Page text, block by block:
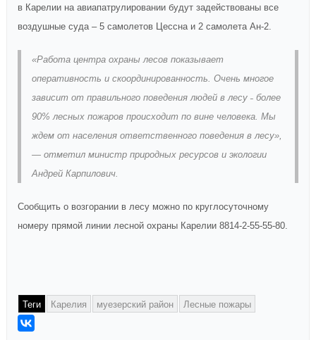
в Карелии на авиапатрулировании будут задействованы все
воздушные суда – 5 самолетов Цессна и 2 самолета Ан-2.
«Работа центра охраны лесов показывает
оперативность и скоординированность. Очень многое
зависит от правильного поведения людей в лесу ˗ более
90% лесных пожаров происходит по вине человека. Мы
ждем от населения ответственного поведения в лесу»,
— отметил министр природных ресурсов и экологии
Андрей Карпилович.
Сообщить о возгорании в лесу можно по круглосуточному
номеру прямой линии лесной охраны Карелии 8814-2-55-55-80.
Теги Карелия муезерский район Лесные пожары